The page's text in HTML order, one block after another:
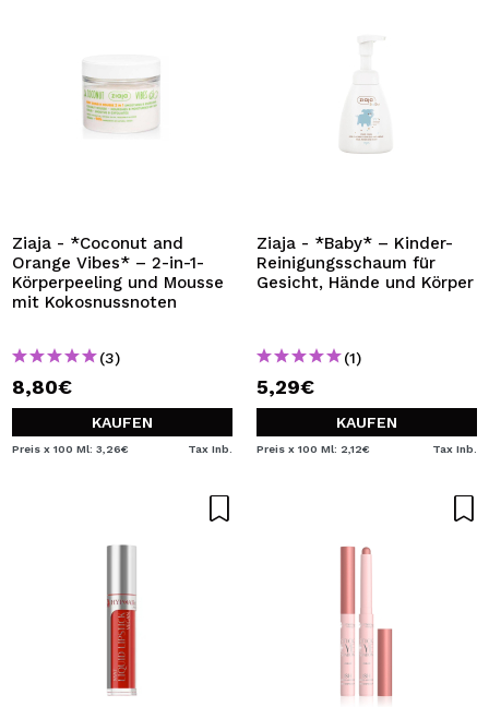
Ziaja - *Coconut and
Orange Vibes* – 2-in-1-
Körperpeeling und Mousse
mit Kokosnussnoten
(3)
8,80€
KAUFEN
Preis x 100 Ml: 3,26€ Tax Inb.
Ziaja - *Baby* – Kinder-
Reinigungsschaum für
Gesicht, Hände und Körper
(1)
5,29€
KAUFEN
Preis x 100 Ml: 2,12€ Tax Inb.